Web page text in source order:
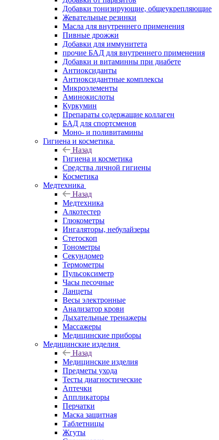
Добавки тонизирующие, общеукрепляющие
Жевательные резинки
Масла для внутреннего применения
Пивные дрожжи
Добавки для иммунитета
прочие БАД для внутреннего применения
Добавки и витаминны при диабете
Антиоксиданты
Антиоксидантные комплексы
Микроэлементы
Аминокислоты
Куркумин
Препараты содержащие коллаген
БАД для спортсменов
Моно- и поливитамины
Гигиена и косметика
Назад
Гигиена и косметика
Средства личной гигиены
Косметика
Медтехника
Назад
Медтехника
Алкотестер
Глюкометры
Ингаляторы, небулайзеры
Стетоскоп
Тонометры
Секундомер
Термометры
Пульсоксиметр
Часы песочные
Ланцеты
Весы электронные
Анализатор крови
Дыхательные тренажеры
Массажеры
Медицинские приборы
Медицинские изделия
Назад
Медицинские изделия
Предметы ухода
Тесты диагностические
Аптечки
Аппликаторы
Перчатки
Маска защитная
Таблетницы
Жгуты